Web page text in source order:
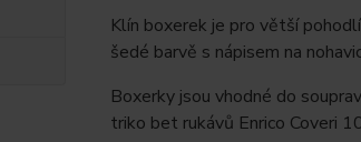
Klín boxerek je pro větší
šedé barvě s nápisem na
Boxerky jsou vhodné do
triko bet rukávů Enrico Coveri